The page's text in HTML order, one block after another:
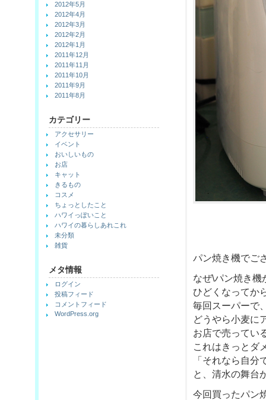
パン焼き機でご
なぜ\パン焼き機
ひどくなってか
毎回スーパーで
どうやら小麦に
お店で売ってい
これはきっとダ
「それなら自分
と、清水の舞台
今回買ったパン
2012年5月
2012年4月
2012年3月
2012年2月
2012年1月
2011年12月
2011年11月
2011年10月
2011年9月
2011年8月
カテゴリー
アクセサリー
イベント
おいしいもの
お店
キャット
きるもの
コスメ
ちょっとしたこと
ハワイっぽいこと
ハワイの暮らしあれこれ
未分類
雑貨
メタ情報
ログイン
投稿フィード
コメントフィード
WordPress.org